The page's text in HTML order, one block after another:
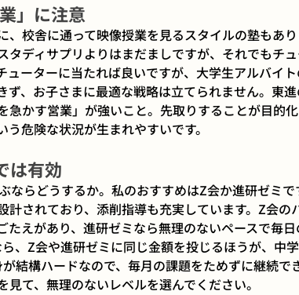
」に注意
校舎に通って映像授業を見るスタイルの塾もあり
タディサプリよりはまだましですが、それでもチ
ーターに当たれば良いですが、大学生アルバイ
、お子さまに最適な戦略は立てられません。東
かす営業」が強いこと。先取りすることが目的
危険な状況が生まれやすいです。
は有効
ならどうするか。私のおすすめはZ会か進研ゼミで
されており、添削指導も充実しています。Z会の
えがあり、進研ゼミなら無理のないペースで毎
、Z会や進研ゼミに同じ金額を投じるほうが、中
結構ハードなので、毎月の課題をためずに継続で
て、無理のないレベルを選んでください。